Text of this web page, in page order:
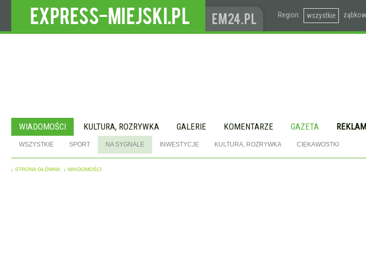
Region: wszystkie
WIADOMOŚCI KULTURA, ROZRYWKA GALERIE KOMENTARZE GAZETA
WSZYSTKIE SPORT NA SYGNALE INWESTYCJE KULTURA, ROZRYWKA CIEKAWOSTKI
STRONA GŁÓWNA WIADOMOŚCI